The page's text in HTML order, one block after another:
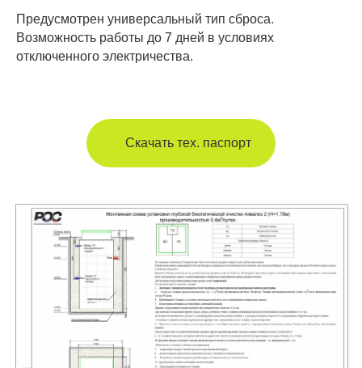
Предусмотрен универсальный тип сброса.
Возможность работы до 7 дней в условиях
отключенного электричества.
Скачать тех. паспорт
Отправить
оставьте свой номер — мы
позвоним, чтобы ответить на все